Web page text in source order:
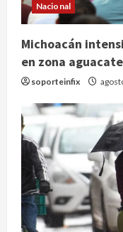
Nacional
Michoacán
en zona
soporteinfix